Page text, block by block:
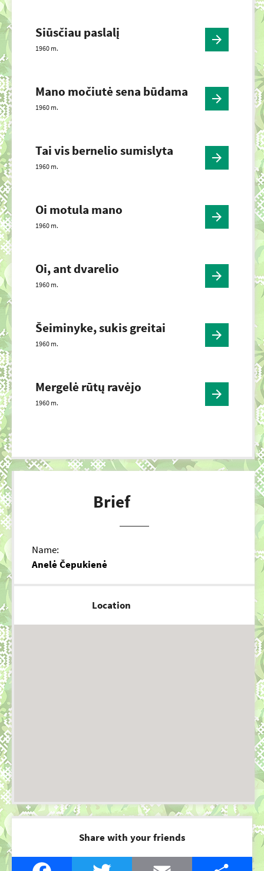
Siūsčiau paslalį
1960 m.
Mano močiutė sena būdama
1960 m.
Tai vis bernelio sumislyta
1960 m.
Oi motula mano
1960 m.
Oi, ant dvarelio
1960 m.
Šeiminyke, sukis greitai
1960 m.
Mergelė rūtų ravėjo
1960 m.
Brief
Name:
Anelė Čepukienė
Location
Share with your friends